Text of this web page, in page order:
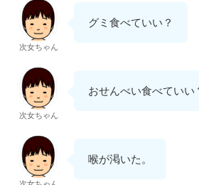
次女ちゃん
グミ食べていい？
次女ちゃん
おせんべい食べていい
喉が渇いた。